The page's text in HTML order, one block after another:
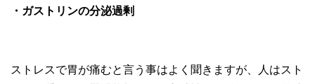
・ガストリンの分泌過剰
ストレスで胃が痛むと言う事はよく聞きますが、人はスト